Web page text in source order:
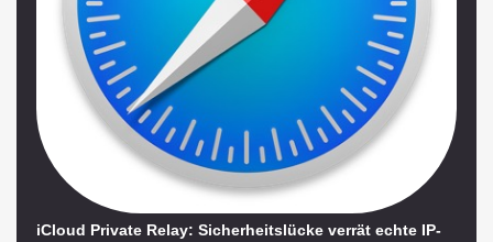
iCloud Private Relay: Sicherheitslücke verrät echte IP-